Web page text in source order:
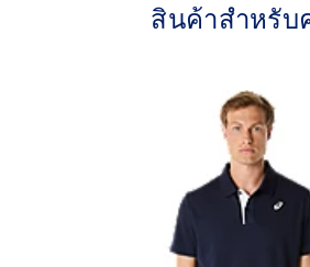
For improved freedom of movement.
Back mesh insert for breathability.
No seam shoulder construction for
freedom of movement.
สินค้าสำหรั